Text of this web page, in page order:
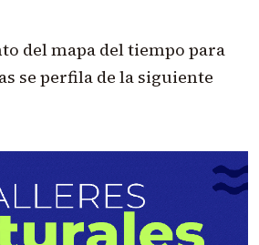
del mapa del tiempo para
se perfila de la siguiente